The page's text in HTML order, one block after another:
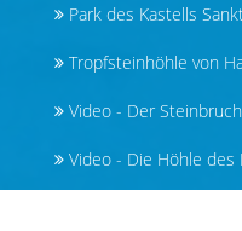
Park des Kastells
Tropfsteinhöhle von
Video - Der
Video - Die Höhle des